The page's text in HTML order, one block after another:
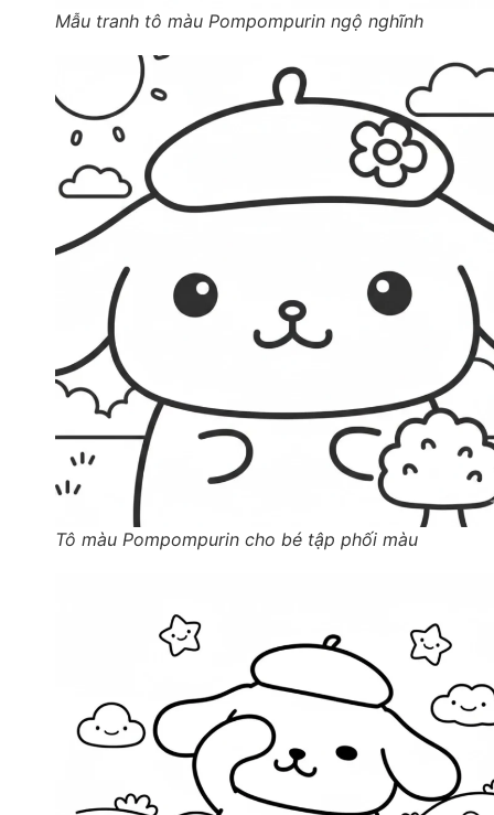
Mẫu tranh tô màu Pompompurin ngộ nghĩnh
Tô màu Pompompurin cho bé tập phối màu